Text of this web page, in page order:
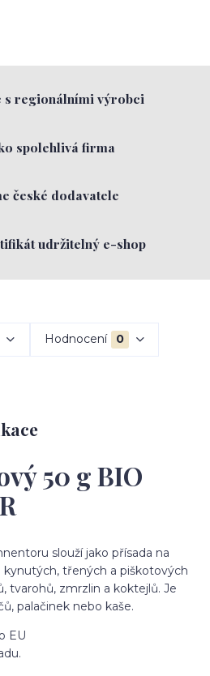
s regionálními výrobci
spolehlivá firma
české dodavatele
udržitelný e-shop
Hodnocení 0
50 g BIO
slouží jako přísada na
kynutých, třených a piškotových
tvarohů, zmrzlin a koktejlů. Je
palačinek nebo kaše.
EU